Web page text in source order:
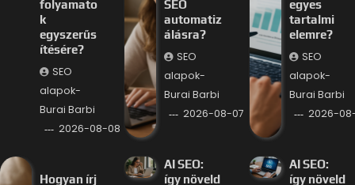
folyamato
k
egyszerűs
ítésére?
SEO
alapok-
Burai Barbi
2026-08-08
SEO
automatiz
álásra?
SEO
alapok-
Burai Barbi
2026-08-07
egyes
tartalmi
elemre?
SEO
alapok-
Burai Barbi
2026-
Hogyan írj
AI SEO:
így növeld
AI SEO:
így növeld